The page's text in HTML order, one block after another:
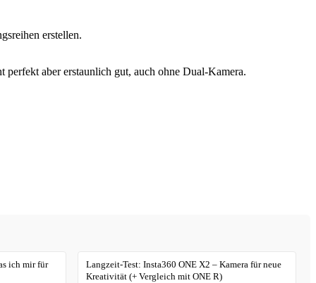
erstellen.
aber erstaunlich gut, auch ohne Dual-Kamera.
ich mir für
Langzeit-Test: Insta360 ONE X2 – Kamera für neue
Kreativität (+ Vergleich mit ONE R)